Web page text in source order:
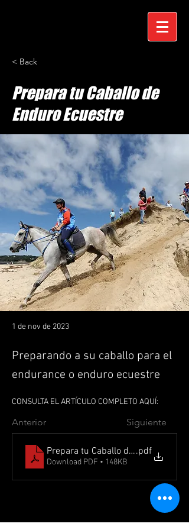
< Back
Prepara tu Caballo de
Enduro Ecuestre
1 de nov de 2023
Preparando a su caballo para el
endurance o enduro ecuestre
Anterior Siguiente
CONSULTA EL ARTÍCULO COMPLETO AQUÍ:
Prepara tu Caballo de Enduro
.pdf
Download PDF • 148KB